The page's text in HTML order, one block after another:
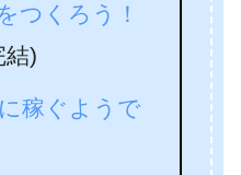
つくろう！
結)
稼ぐようで